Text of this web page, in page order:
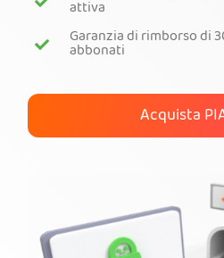
attiva
Garanzia di rimborso di
abbonati
Acquista